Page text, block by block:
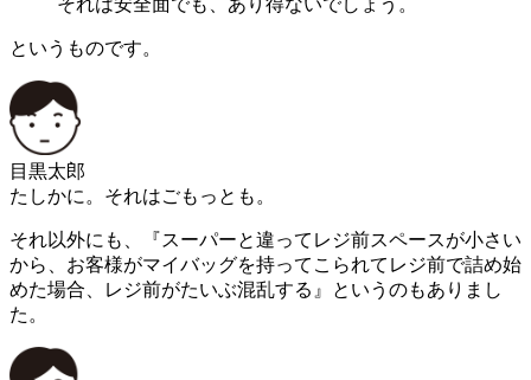
それは安全面でも、あり得ないでしょう。
というものです。
目黒太郎
たしかに。それはごもっとも。
それ以外にも、『スーパーと違ってレジ前スペースが小さい
から、お客様がマイバッグを持ってこられてレジ前で詰め始
めた場合、レジ前がたいぶ混乱する』というのもありまし
た。